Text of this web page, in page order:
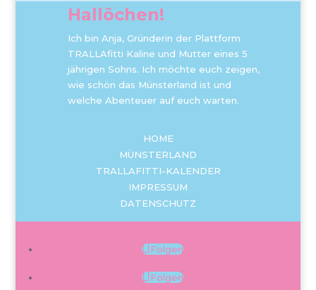
Hallöchen!
Ich bin Anja, Gründerin der Plattform
TRALLAfitti Kaline und Mutter eines 5
jährigen Sohns. Ich möchte euch zeigen,
wie schön das Münsterland ist und
welche Abenteuer auf euch warten.
HOME
MÜNSTERLAND
TRALLAFITTI-KALENDER
IMPRESSUM
DATENSCHUTZ
Folgen
Folgen